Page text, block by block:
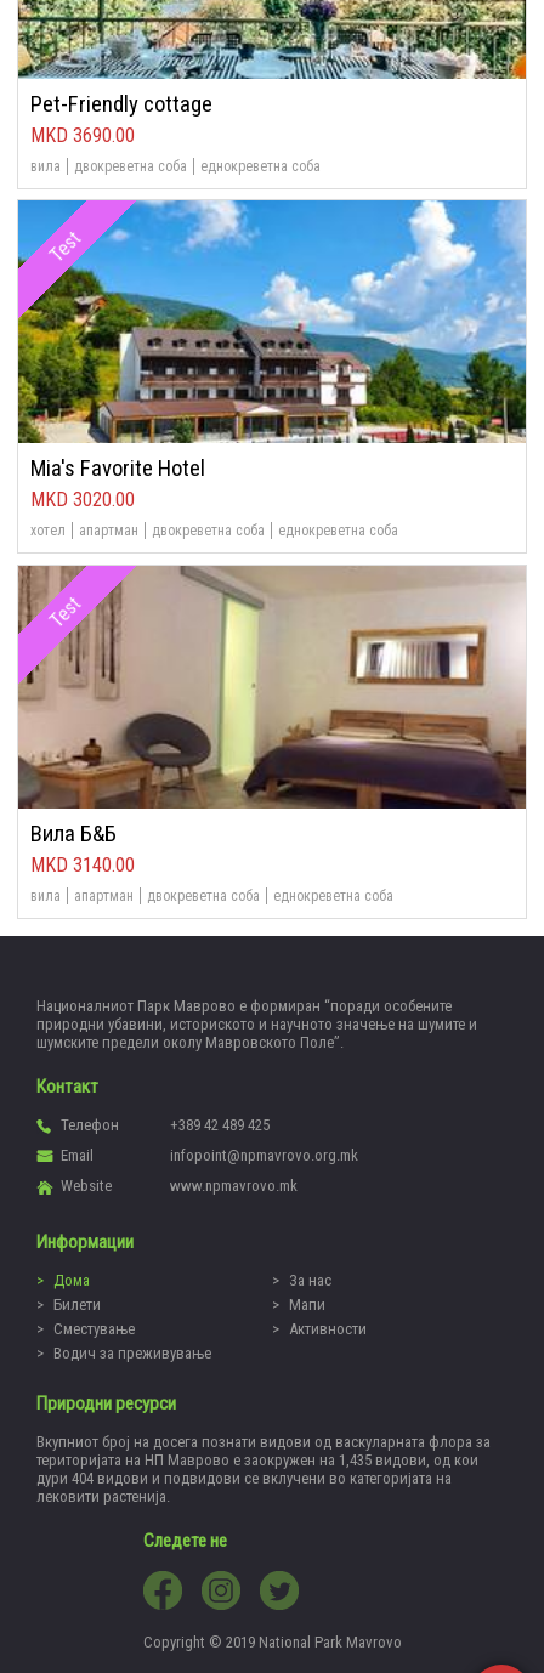
Pet-Friendly cottage
3690.00
вила двокреветна соба еднокреветна соба
Test
Mia's Favorite Hotel
3020.00
хотел апартман двокреветна соба еднокреветна соба
Test
Вила Б&Б
3140.00
вила апартман двокреветна соба еднокреветна соба
Националниот Парк Маврово е формиран “поради особените
природни убавини, историското и научното значење на шумите и
шумските предели околу Мавровското Поле”.
Контакт
Телефон
+389 42 489 425
Email
infopoint@npmavrovo.org.mk
Website
www.npmavrovo.mk
Информации
Дома
За нас
Билети
Мапи
Сместување
Активности
Водич за преживување
Природни ресурси
Вкупниот број на досега познати видови од васкуларната флора за
територијата на НП Маврово е заокружен на 1,435 видови, од кои
дури 404 видови и подвидови се вклучени во категоријата на
лековити растенија.
Следете не
Copyright © 2019 National Park Mavrovo